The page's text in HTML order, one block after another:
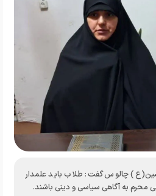
چالوس گفت: طلاب باید علمدار
محرم به آگاهی سیاسی و دینی باشند.